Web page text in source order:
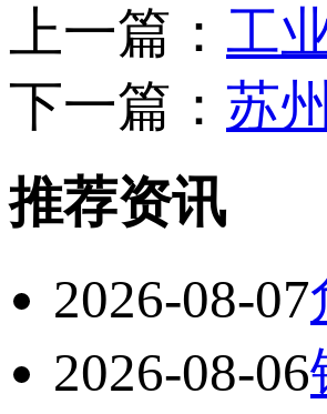
上一篇： 工
下一篇： 苏
推荐资讯
2026-08-07
2026-08-06